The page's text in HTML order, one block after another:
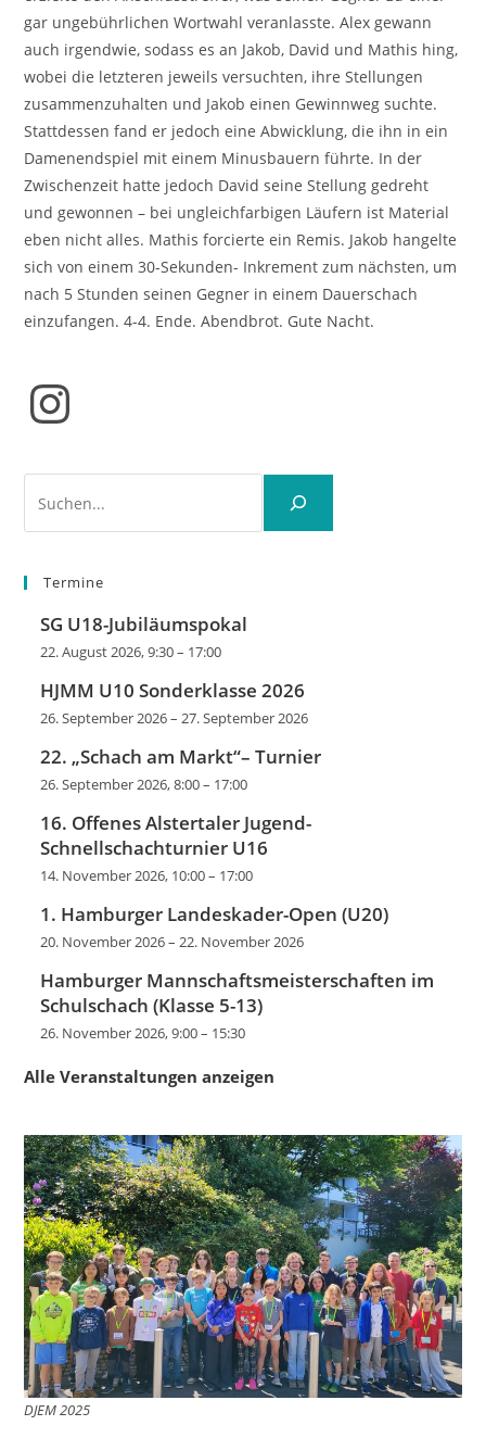
gar ungebührlichen Wortwahl veranlasste. Alex gewann
auch irgendwie, sodass es an Jakob, David und Mathis hing,
wobei die letzteren jeweils versuchten, ihre Stellungen
zusammenzuhalten und Jakob einen Gewinnweg suchte.
Stattdessen fand er jedoch eine Abwicklung, die ihn in ein
Damenendspiel mit einem Minusbauern führte. In der
Zwischenzeit hatte jedoch David seine Stellung gedreht
und gewonnen – bei ungleichfarbigen Läufern ist Material
eben nicht alles. Mathis forcierte ein Remis. Jakob hangelte
sich von einem 30-Sekunden- Inkrement zum nächsten, um
nach 5 Stunden seinen Gegner in einem Dauerschach
einzufangen. 4-4. Ende. Abendbrot. Gute Nacht.
Instagram
Termine
SG U18-Jubiläumspokal
22. August 2026, 9:30– 17:00
HJMM U10 Sonderklasse 2026
26. September 2026–27. September 2026
22. „Schach am Markt“– Turnier
26. September 2026, 8:00– 17:00
16. Offenes Alstertaler Jugend-
Schnellschachturnier U16
14. November 2026, 10:00– 17:00
1. Hamburger Landeskader-Open (U20)
20. November 2026–22. November 2026
Hamburger Mannschaftsmeisterschaften im
Schulschach (Klasse 5-13)
26. November 2026, 9:00– 15:30
Alle Veranstaltungen anzeigen
DJEM 2025